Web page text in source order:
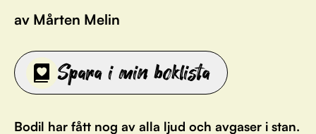
av Mårten Melin
Spara i min boklista
Bodil har fått nog av alla ljud och avgaser i stan.